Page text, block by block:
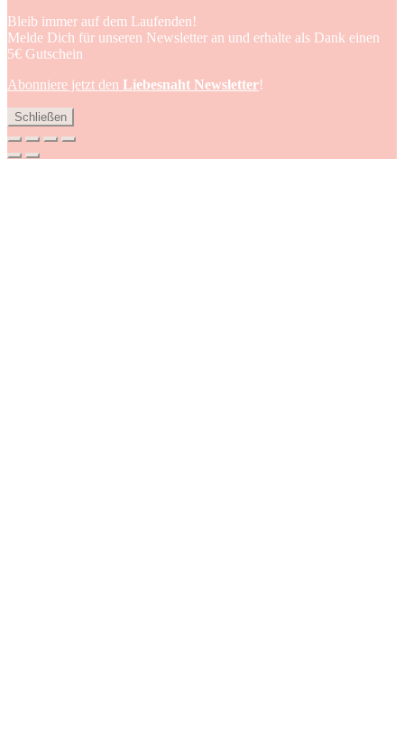
Bleib immer auf dem Laufenden!
Melde Dich für unseren Newsletter an und erhalte als Dank einen
5€ Gutschein
Abonniere jetzt den Liebesnaht Newsletter!
Schließen